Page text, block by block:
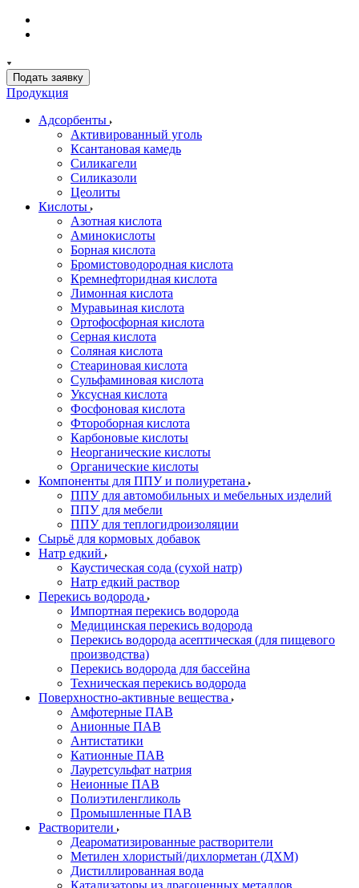
Подать заявку
Продукция
Адсорбенты
Активированный уголь
Ксантановая камедь
Силикагели
Силиказоли
Цеолиты
Кислоты
Азотная кислота
Аминокислоты
Борная кислота
Бромистоводородная кислота
Кремнефторидная кислота
Лимонная кислота
Муравьиная кислота
Ортофосфорная кислота
Серная кислота
Соляная кислота
Стеариновая кислота
Сульфаминовая кислота
Уксусная кислота
Фосфоновая кислота
Фтороборная кислота
Карбоновые кислоты
Неорганические кислоты
Органические кислоты
Компоненты для ППУ и полиуретана
ППУ для автомобильных и мебельных изделий
ППУ для мебели
ППУ для теплогидроизоляции
Сырьё для кормовых добавок
Натр едкий
Каустическая сода (сухой натр)
Натр едкий раствор
Перекись водорода
Импортная перекись водорода
Медицинская перекись водорода
Перекись водорода асептическая (для пищевого
производства)
Перекись водорода для бассейна
Техническая перекись водорода
Поверхностно-активные вещества
Амфотерные ПАВ
Анионные ПАВ
Антистатики
Катионные ПАВ
Лауретсульфат натрия
Неионные ПАВ
Полиэтиленгликоль
Промышленные ПАВ
Растворители
Деароматизированные растворители
Метилен хлористый/дихлорметан (ДХМ)
Дистиллированная вода
Катализаторы из драгоценных металлов